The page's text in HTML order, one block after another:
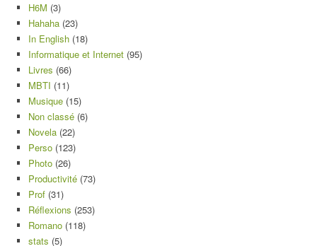
H6M (3)
Hahaha (23)
In English (18)
Informatique et Internet (95)
Livres (66)
MBTI (11)
Musique (15)
Non classé (6)
Novela (22)
Perso (123)
Photo (26)
Productivité (73)
Prof (31)
Réflexions (253)
Romano (118)
stats (5)